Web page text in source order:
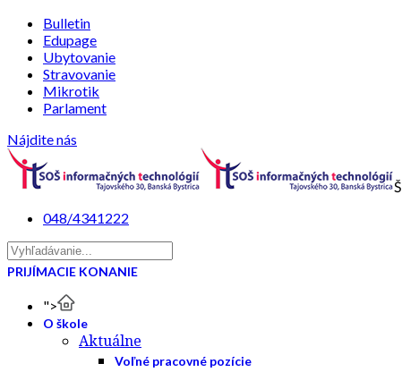
Bulletin
Edupage
Ubytovanie
Stravovanie
Mikrotik
Parlament
Nájdite nás
048/4341222
PRIJÍMACIE KONANIE
">
O škole
Aktuálne
Voľné pracovné pozície